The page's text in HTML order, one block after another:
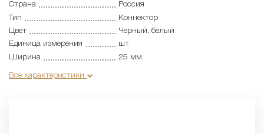
Страна
Россия
Тип
Коннектор
Цвет
Черный, белый
Единица измерения
шт
Ширина
25 мм
Все характеристики